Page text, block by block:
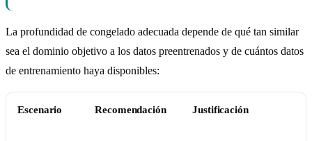
La profundidad de congelado adecuada depende de qué tan similar
sea el dominio objetivo a los datos preentrenados y de cuántos datos
de entrenamiento haya disponibles:
Escenario Recomendación Justificación